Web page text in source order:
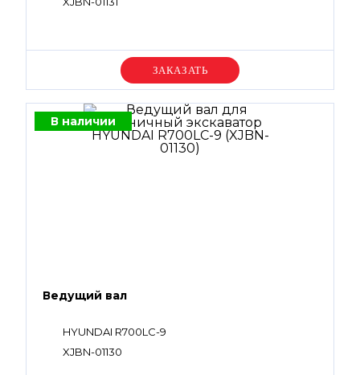
Уточняйте цену
В наличии
Ведущий вал
HYUNDAI R700LC-9
XJBN-01130